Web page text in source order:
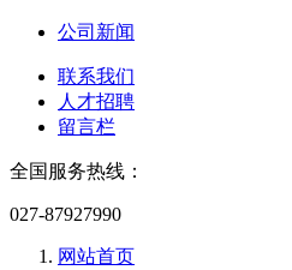
公司新闻
联系我们
人才招聘
留言栏
全国服务热线：
027-87927990
网站首页